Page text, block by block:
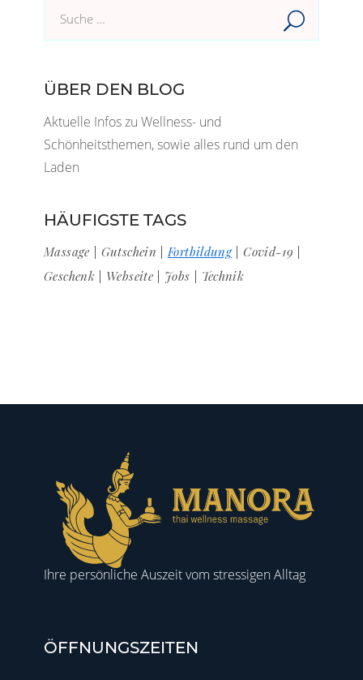
Suche
ÜBER DEN BLOG
Aktuelle Infos zu Wellness- und
Schönheitsthemen, sowie alles rund um den
Laden
HÄUFIGSTE TAGS
Massage Gutschein Fortbildung
Covid-19
Geschenk
Webseite Jobs Technik
Ihre persönliche Auszeit vom stressigen Alltag
ÖFFNUNGSZEITEN